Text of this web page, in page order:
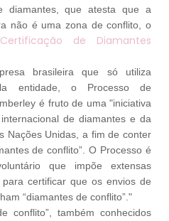
diamantes, que atesta que a
não é uma zona de conflito, o
de Diamantes
brasileira que só utiliza
entidade, o Processo de
é fruto de uma "iniciativa
de diamantes e da
Nações Unidas, a fim de conter
de conflito”. O Processo é
que impõe extensas
certificar que os envios de
“diamantes de conflito”."
conflito”, também conhecidos